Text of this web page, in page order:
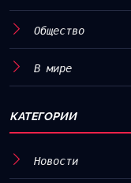
Общество
В мире
КАТЕГОРИИ
Новости